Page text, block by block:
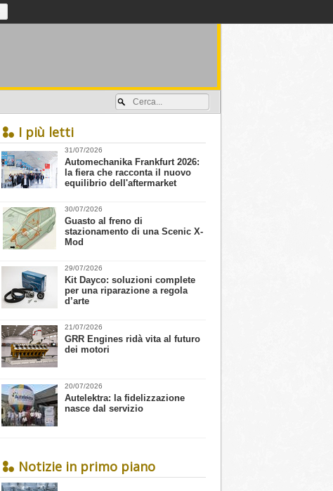
I più letti
31/07/2026
​Automechanika Frankfurt 2026:
la fiera che racconta il nuovo
equilibrio dell'aftermarket
30/07/2026
Guasto al freno di
stazionamento di una Scenic X-
Mod
29/07/2026
Kit Dayco: soluzioni complete
per una riparazione a regola
d’arte
21/07/2026
GRR Engines ridà vita al futuro
dei motori
20/07/2026
Autelektra: la fidelizzazione
nasce dal servizio
Notizie in primo piano